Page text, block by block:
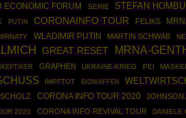
ECONOMIC FORUM SERIE STEFAN
PUTIN CORONAINFO TOUR FELIKS
WLADIMIR PUTIN MARTIN SCHWAB
GREAT RESET MRNA-
GRAPHEN UKRAINE-KRIEG PEI
IMPFTOT BIOWAFFEN
CORONA INFO TOUR 2020 JOHNSON
2020 CORONA INFO REVIVAL TOUR DANIELE